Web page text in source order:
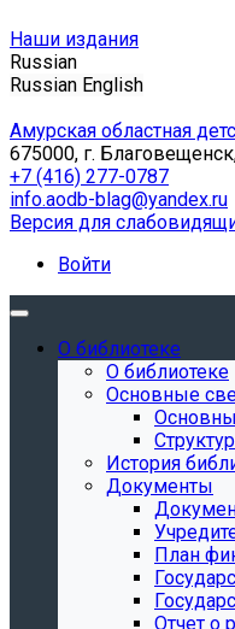
Наши издания
Russian
Russian English
Амурская областная
675000, г.
+7 (416) 277-0787
info.aodb-blag@yandex.ru
Версия для
Войти
О библиотеке
О библиотеке
Основные
История
Документы
План
Отчет о